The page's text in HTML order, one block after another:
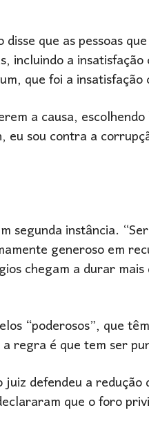
que as pessoas
a
que foi a
a causa,
sou contra a
segunda instância.
generoso em
chegam a durar
“poderosos”, que
regra é que tem ser
defendeu a
que o foro